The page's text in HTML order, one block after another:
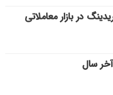
در بازار معاملاتی
سال